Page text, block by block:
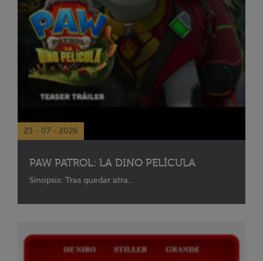
23 - 07 - 2026
PAW PATROL: LA DINO PELÍCULA
Sinopsis: Tras quedar atra...